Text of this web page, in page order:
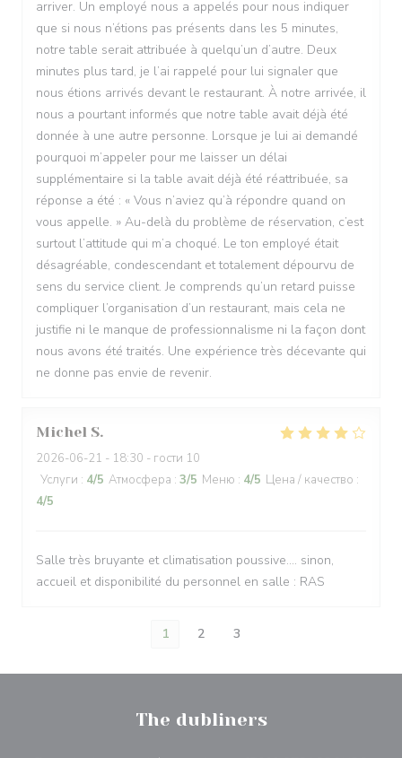
arriver. Un employé nous a appelés pour nous indiquer
que si nous n’étions pas présents dans les 5 minutes,
notre table serait attribuée à quelqu’un d’autre. Deux
minutes plus tard, je l’ai rappelé pour lui signaler que
nous étions arrivés devant le restaurant. À notre arrivée, il
nous a pourtant informés que notre table avait déjà été
donnée à une autre personne. Lorsque je lui ai demandé
pourquoi m’appeler pour me laisser un délai
supplémentaire si la table avait déjà été réattribuée, sa
réponse a été : « Vous n’aviez qu’à répondre quand on
vous appelle. » Au-delà du problème de réservation, c’est
surtout l’attitude qui m’a choqué. Le ton employé était
désagréable, condescendant et totalement dépourvu de
sens du service client. Je comprends qu’un retard puisse
compliquer l’organisation d’un restaurant, mais cela ne
justifie ni le manque de professionnalisme ni la façon dont
nous avons été traités. Une expérience très décevante qui
ne donne pas envie de revenir.
Michel S
2026-06-21 - 18:30 - гости 10
Услуги : 4/5 Атмосфера : 3/5 Меню : 4/5 Цена / качество :
4/5
Salle très bruyante et climatisation poussive.... sinon,
accueil et disponibilité du personnel en salle : RAS
1 2 3
The dubliners